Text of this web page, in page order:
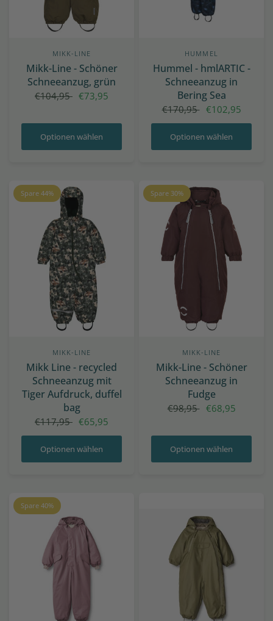
MIKK-LINE
Mikk-Line - Schöner
Schneeanzug, grün
€104,95 €73,95
Optionen wählen
HUMMEL
Hummel - hmlARTIC -
Schneeanzug in
Bering Sea
€170,95 €102,95
Optionen wählen
Spare 44%
MIKK-LINE
Mikk Line - recycled
Schneeanzug mit
Tiger Aufdruck, duffel
bag
€117,95 €65,95
Optionen wählen
Spare 30%
MIKK-LINE
Mikk-Line - Schöner
Schneeanzug in
Fudge
€98,95 €68,95
Optionen wählen
Spare 40%